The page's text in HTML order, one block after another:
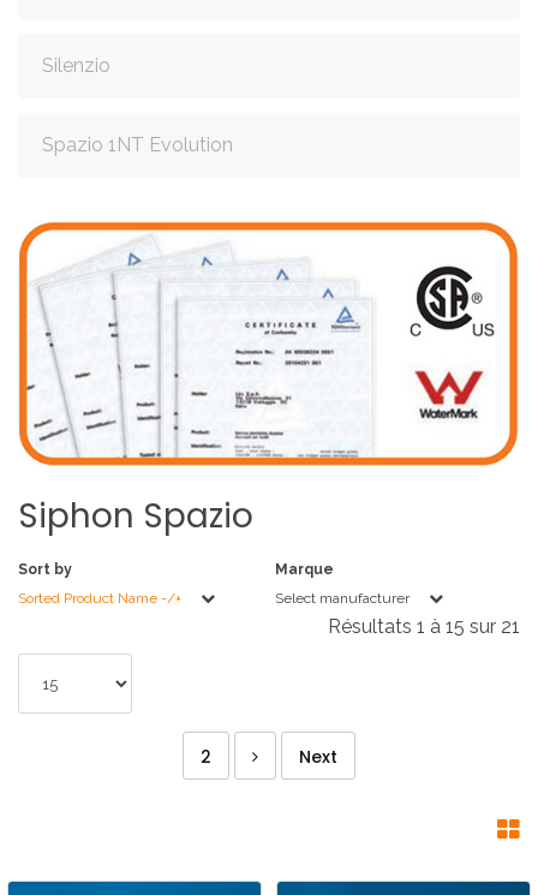
Silenzio
Spazio 1NT Evolution
Siphon Spazio
Sort by
Sorted Product Name -/+
Marque
Select manufacturer
Résultats 1 à 15 sur 21
2 Next